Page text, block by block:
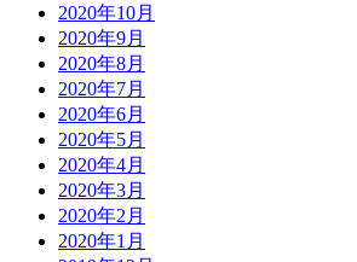
2020年10月
2020年9月
2020年8月
2020年7月
2020年6月
2020年5月
2020年4月
2020年3月
2020年2月
2020年1月